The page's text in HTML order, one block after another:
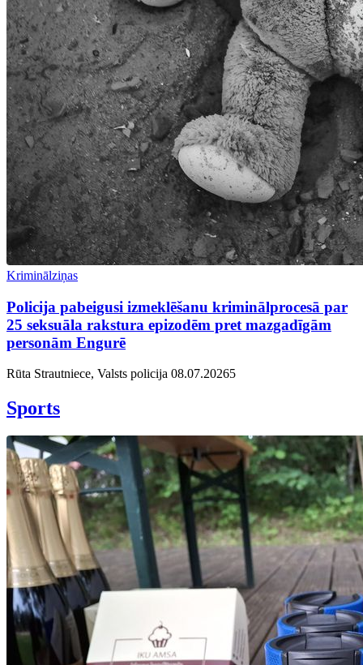
Kriminālziņas
Policija pabeigusi izmeklēšanu kriminālprocesā par
25 seksuāla rakstura epizodēm pret mazgadīgām
personām Engurē
Rūta Strautniece, Valsts policija 08.07.20265
Sports